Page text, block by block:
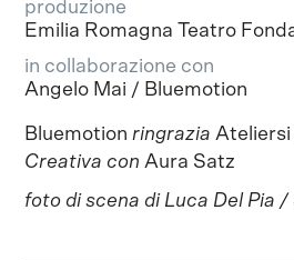
produzione
Emilia Romagna Teatro
in collaborazione con
Angelo Mai / Bluemotion
Bluemotionringrazia
Creativa con Aura Satz
foto di scena di Luca Del Pia